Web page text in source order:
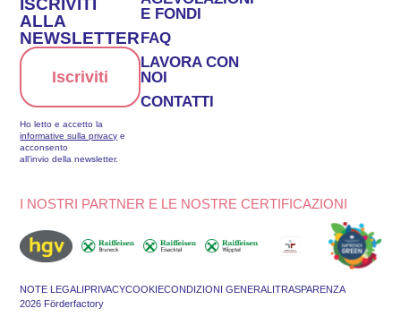
E FONDI
FAQ
LAVORA CON
NOI
CONTATTI
ISCRIVITI
ALLA
NEWSLETTER
Iscriviti
Ho letto e accetto la
informative sulla privacy e
acconsento
all’invio della newsletter.
I NOSTRI PARTNER E LE NOSTRE CERTIFICAZIONI
NOTE LEGALI PRIVACYCOOKIECONDIZIONI GENERALITRASPARENZA
2026 Förderfactory